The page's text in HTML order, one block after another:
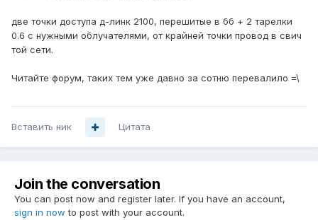
две точки доступа д-линк 2100, перешитые в бб + 2 тарелки
0.6 с нужными облучателями, от крайней точки провод в свич
той сети.
Читайте форум, таких тем уже давно за сотню перевалило =\
Вставить ник Цитата
Join the conversation
You can post now and register later. If you have an account,
sign in now to post with your account.